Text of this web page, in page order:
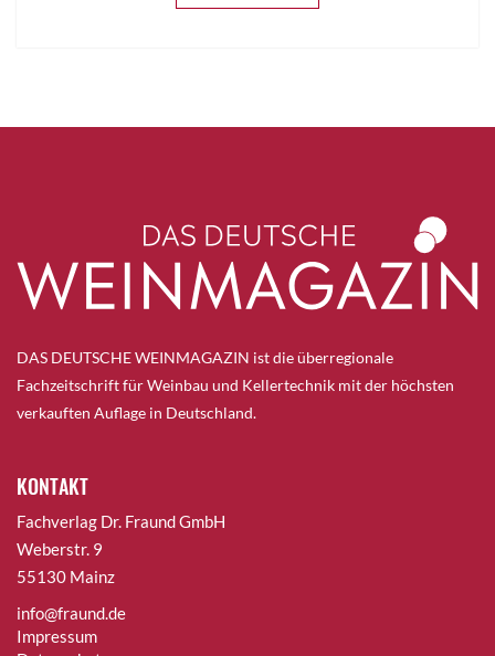
DAS DEUTSCHE WEINMAGAZIN ist die überregionale
Fachzeitschrift für Weinbau und Kellertechnik mit der höchsten
verkauften Auflage in Deutschland.
KONTAKT
Fachverlag Dr. Fraund GmbH
Weberstr. 9
55130 Mainz
info@fraund.de
Impressum